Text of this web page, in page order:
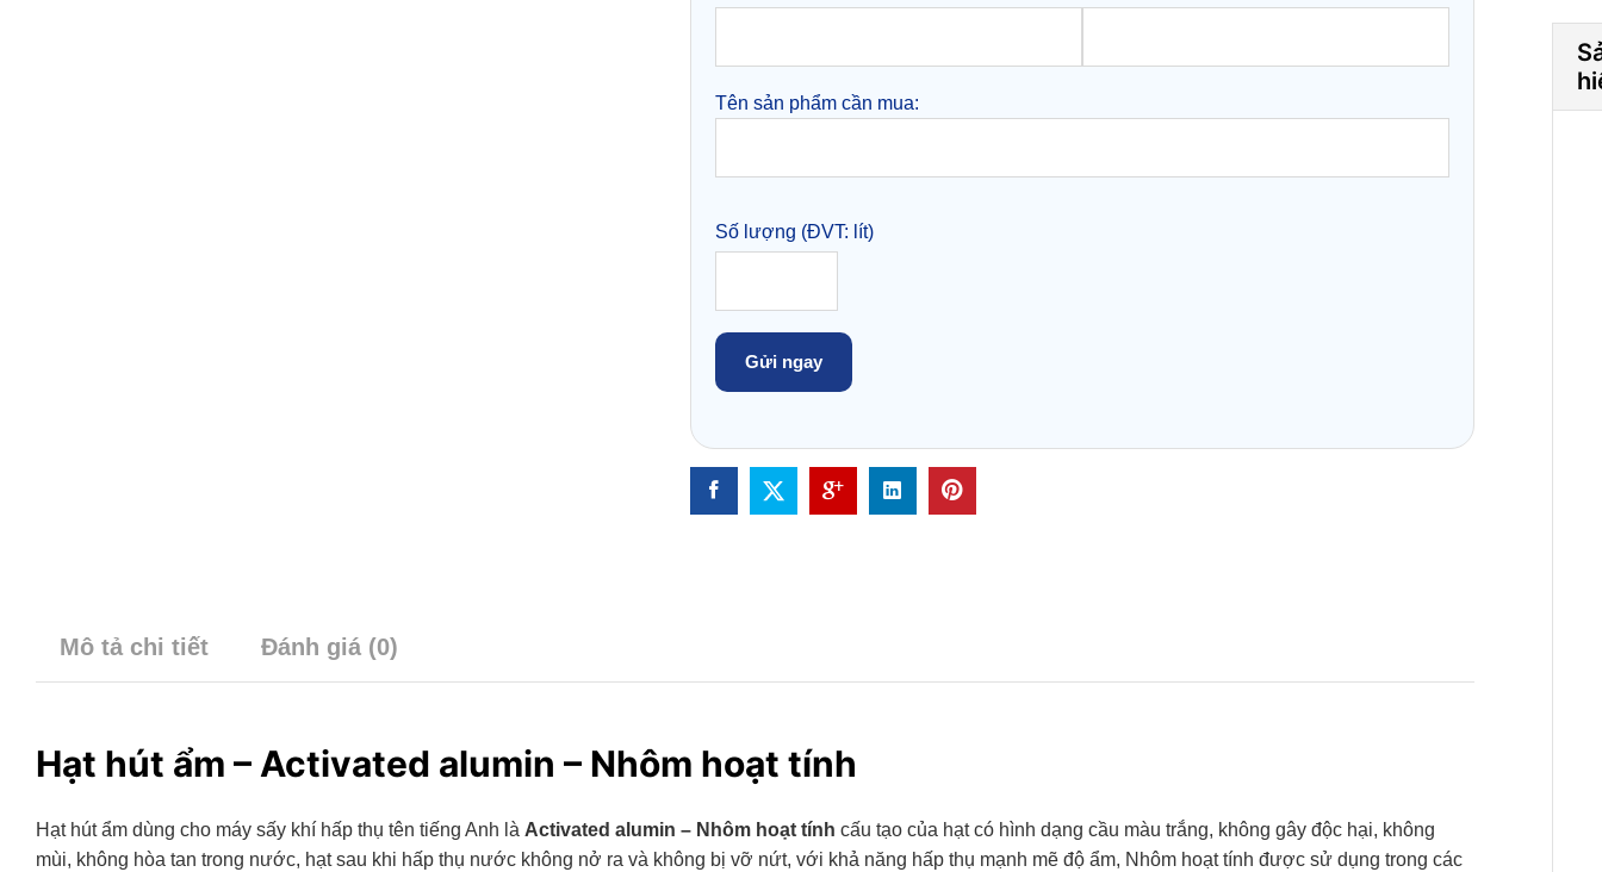
Tên sản phẩm cần mua:
Số lượng (ĐVT: lít)
Mô tả chi tiết Đánh giá (0)
Hạt hút ẩm – Activated alumin – Nhôm hoạt tính
Hạt hút ẩm dùng cho máy sấy khí hấp thụ tên tiếng Anh là Activated alumin – Nhôm hoạt tính cấu tạo của hạt có hình dạng cầu màu trắng, không gây độc hại, không
mùi, không hòa tan trong nước, hạt sau khi hấp thụ nước không nở ra và không bị vỡ nứt, với khả năng hấp thụ mạnh mẽ độ ẩm, Nhôm hoạt tính được sử dụng trong các